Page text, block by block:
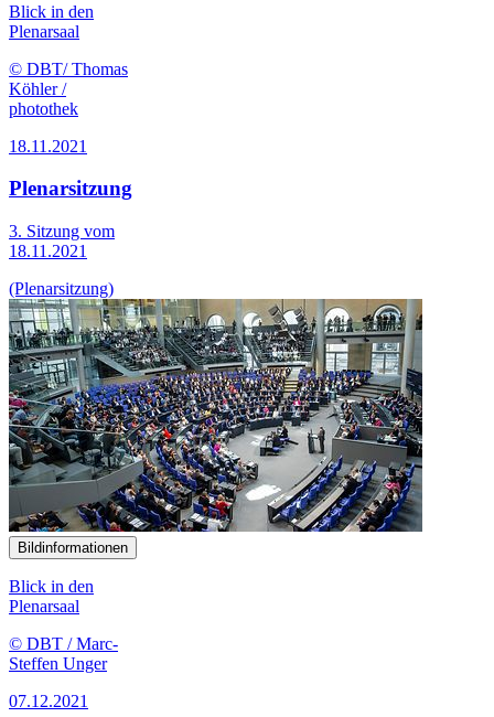
Blick in den
Plenarsaal
© DBT/ Thomas
Köhler /
photothek
18.11.2021
Plenarsitzung
3. Sitzung vom
18.11.2021
(Plenarsitzung)
Bildinformationen
Blick in den
Plenarsaal
© DBT / Marc-
Steffen Unger
07.12.2021